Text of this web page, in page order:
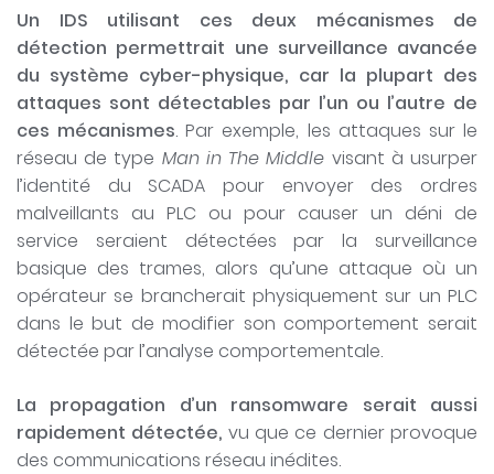
Un IDS utilisant ces deux mécanismes de
détection permettrait une surveillance avancée
du système cyber-physique, car la plupart des
attaques sont détectables par l’un ou l’autre de
ces mécanismes. Par exemple, les attaques sur le
réseau de type Man in The Middle visant à usurper
l’identité du SCADA pour envoyer des ordres
malveillants au PLC ou pour causer un déni de
service seraient détectées par la surveillance
basique des trames, alors qu’une attaque où un
opérateur se brancherait physiquement sur un PLC
dans le but de modifier son comportement serait
détectée par l’analyse comportementale.
La propagation d’un ransomware serait aussi
rapidement détectée, vu que ce dernier provoque
des communications réseau inédites.